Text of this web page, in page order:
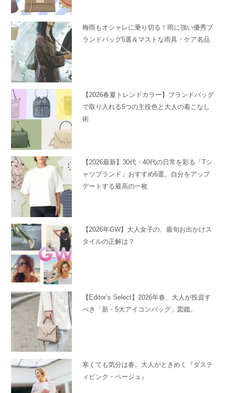
梅雨もオシャレに乗り切る！雨に強い優秀ブ
ランドバッグ5選＆マストな雨具・ケア名品
【2026春夏トレンドカラー】ブランドバッグ
で取り入れる5つの主役色と大人の着こなし
術
【2026最新】30代・40代の日常を彩る「Tシ
ャツブランド」おすすめ6選。自分をアップ
デートする最高の一枚
【2026年GW】大人女子の、最旬お出かけス
タイルの正解は？
【Editor’s Select】2026年春、大人が投資す
べき「新・5大アイコンバッグ」図鑑。
寒くても気分は春。大人がときめく『ダステ
ィピンク・ベージュ』